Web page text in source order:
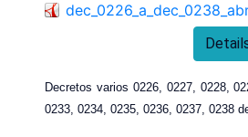
Decretos varios 0226, 0227, 0228,
0233, 0234, 0235, 0236, 0237, 0238